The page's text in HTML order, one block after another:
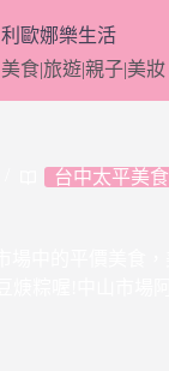
利歐娜樂生活
美食|旅遊|親子|美妝
台中太平美食